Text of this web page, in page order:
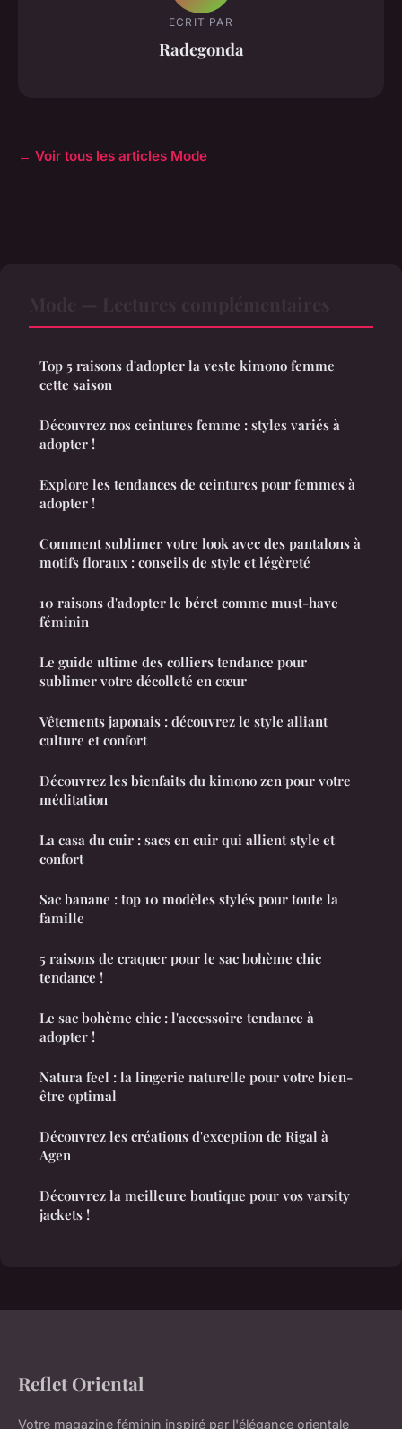
ECRIT PAR
Radegonda
← Voir tous les articles Mode
Top 5 raisons d'adopter la veste kimono femme
cette saison
Découvrez nos ceintures femme : styles variés à
adopter !
Explore les tendances de ceintures pour femmes à
adopter !
Comment sublimer votre look avec des pantalons à
motifs floraux : conseils de style et légèreté
10 raisons d'adopter le béret comme must-have
féminin
Le guide ultime des colliers tendance pour
sublimer votre décolleté en cœur
Vêtements japonais : découvrez le style alliant
culture et confort
Découvrez les bienfaits du kimono zen pour votre
méditation
La casa du cuir : sacs en cuir qui allient style et
confort
Sac banane : top 10 modèles stylés pour toute la
famille
5 raisons de craquer pour le sac bohème chic
tendance !
Le sac bohème chic : l'accessoire tendance à
adopter !
Natura feel : la lingerie naturelle pour votre bien-
être optimal
Découvrez les créations d'exception de Rigal à
Agen
Découvrez la meilleure boutique pour vos varsity
jackets !
Reflet Oriental
Votre magazine féminin inspiré par l'élégance orientale